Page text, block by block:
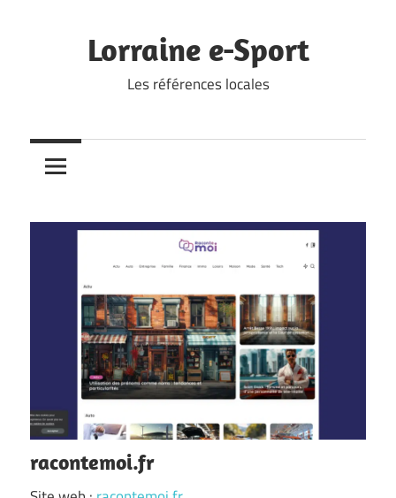
Lorraine e-Sport
Les références locales
racontemoi.fr